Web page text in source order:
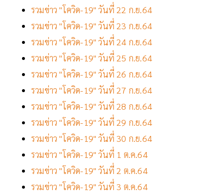
รวมข่าว "โควิด-19" วันที่ 22 ก.ย.64
รวมข่าว "โควิด-19" วันที่ 23 ก.ย.64
รวมข่าว "โควิด-19" วันที่ 24 ก.ย.64
รวมข่าว "โควิด-19" วันที่ 25 ก.ย.64
รวมข่าว "โควิด-19" วันที่ 26 ก.ย.64
รวมข่าว "โควิด-19" วันที่ 27 ก.ย.64
รวมข่าว "โควิด-19" วันที่ 28 ก.ย.64
รวมข่าว "โควิด-19" วันที่ 29 ก.ย.64
รวมข่าว "โควิด-19" วันที่ 30 ก.ย.64
รวมข่าว "โควิด-19" วันที่ 1 ต.ค.64
รวมข่าว "โควิด-19" วันที่ 2 ต.ค.64
รวมข่าว "โควิด-19" วันที่ 3 ต.ค.64